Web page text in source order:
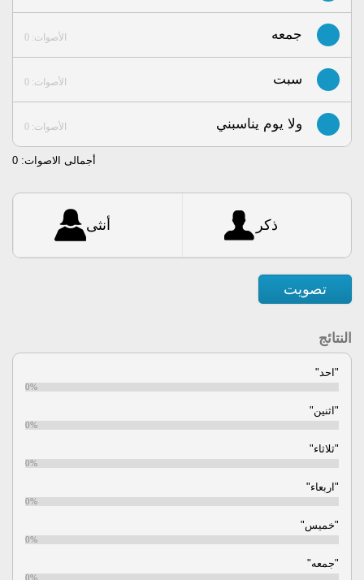
الأصوات: 0 جمعه
الأصوات: 0 سبت
الأصوات: 0 ولا يوم يناسبني
أجمالى الاصوات: 0
ذكر أنثى
تصويت
النتائج
"احد"
0%
"اثنين"
0%
"ثلاثاء"
0%
"اربعاء"
0%
"خميس"
0%
"جمعه"
0%